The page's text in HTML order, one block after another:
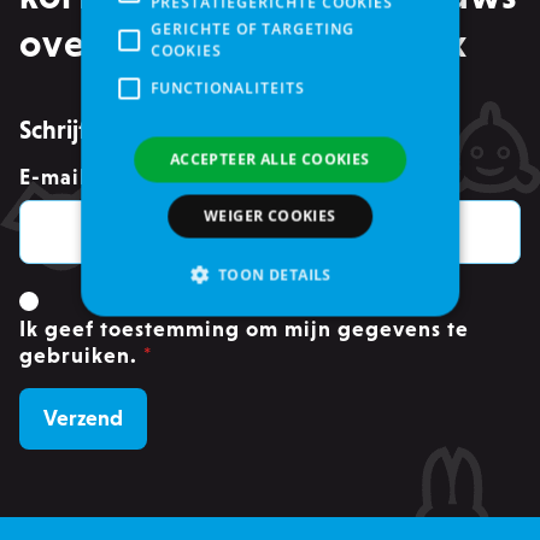
over events in je mailbox
Schrijf je in voor de nieuwsbrief
E-mailadres*
Ik geef toestemming om mijn gegevens te
gebruiken. *
GERICHTE OF TARGETING
COOKIES
FUNCTIONALITEITS
ACCEPTEER ALLE COOKIES
WEIGER COOKIES
TOON DETAILS
Analytische cookies of prestatiegerichte cookies